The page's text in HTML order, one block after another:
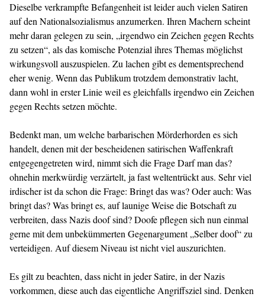
Dieselbe verkrampfte Befangenheit ist leider auch vielen Satiren
auf den Nationalsozialismus anzumerken. Ihren Machern scheint
mehr daran gelegen zu sein, „irgendwo ein Zeichen gegen Rechts
zu setzen“, als das komische Potenzial ihres Themas möglichst
wirkungsvoll auszuspielen. Zu lachen gibt es dementsprechend
eher wenig. Wenn das Publikum trotzdem demonstrativ lacht,
dann wohl in erster Linie weil es gleichfalls irgendwo ein Zeichen
gegen Rechts setzen möchte.
Bedenkt man, um welche barbarischen Mörderhorden es sich
handelt, denen mit der bescheidenen satirischen Waffenkraft
entgegengetreten wird, nimmt sich die Frage Darf man das?
ohnehin merkwürdig verzärtelt, ja fast weltentrückt aus. Sehr viel
irdischer ist da schon die Frage: Bringt das was? Oder auch: Was
bringt das? Was bringt es, auf launige Weise die Botschaft zu
verbreiten, dass Nazis doof sind? Doofe pflegen sich nun einmal
gerne mit dem unbekümmerten Gegenargument „Selber doof“ zu
verteidigen. Auf diesem Niveau ist nicht viel auszurichten.
Es gilt zu beachten, dass nicht in jeder Satire, in der Nazis
vorkommen, diese auch das eigentliche Angriffsziel sind. Denken